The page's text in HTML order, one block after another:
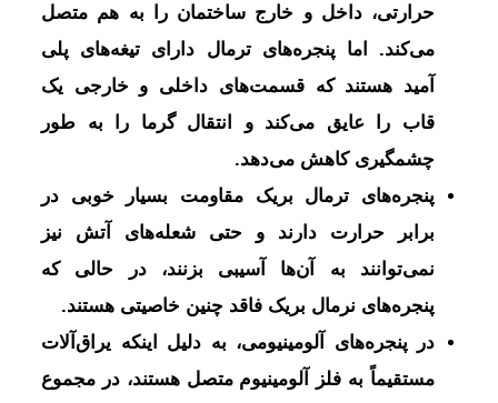
حرارتی، داخل و خارج ساختمان را به هم متصل
می‌کند. اما پنجره‌های ترمال دارای تیغه‌های پلی
آمید هستند که قسمت‌های داخلی و خارجی یک
قاب را عایق می‌کند و انتقال گرما را به طور
چشمگیری کاهش می‌دهد.
پنجره‌های ترمال بریک مقاومت بسیار خوبی در
برابر حرارت دارند و حتی شعله‌های آتش نیز
نمی‌توانند به آن‌ها آسیبی بزنند، در حالی که
پنجره‌های نرمال بریک فاقد چنین خاصیتی هستند.
در پنجره‌های آلومینیومی، به دلیل اینکه یراق‌آلات
مستقیماً به فلز آلومینیوم متصل هستند، در مجموع